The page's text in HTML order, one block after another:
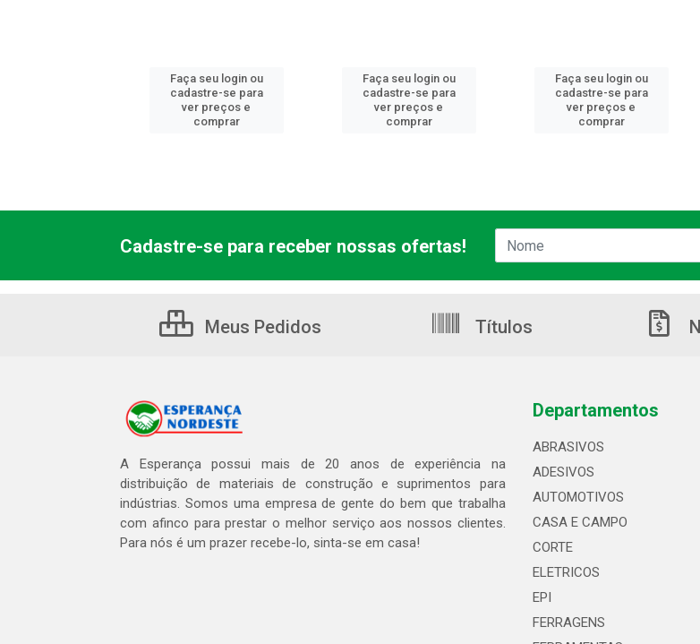
Faça seu login ou
cadastre-se para
ver preços e
comprar
Faça seu login ou
cadastre-se para
ver preços e
comprar
Faça seu login ou
cadastre-se para
ver preços e
comprar
Cadastre-se para receber nossas ofertas!
Meus Pedidos Títulos
A Esperança possui mais de 20 anos de experiência na
distribuição de materiais de construção e suprimentos para
indústrias. Somos uma empresa de gente do bem que trabalha
com afinco para prestar o melhor serviço aos nossos clientes.
Para nós é um prazer recebe-lo, sinta-se em casa!
Departamentos
ABRASIVOS
ADESIVOS
AUTOMOTIVOS
CASA E CAMPO
CORTE
ELETRICOS
EPI
FERRAGENS